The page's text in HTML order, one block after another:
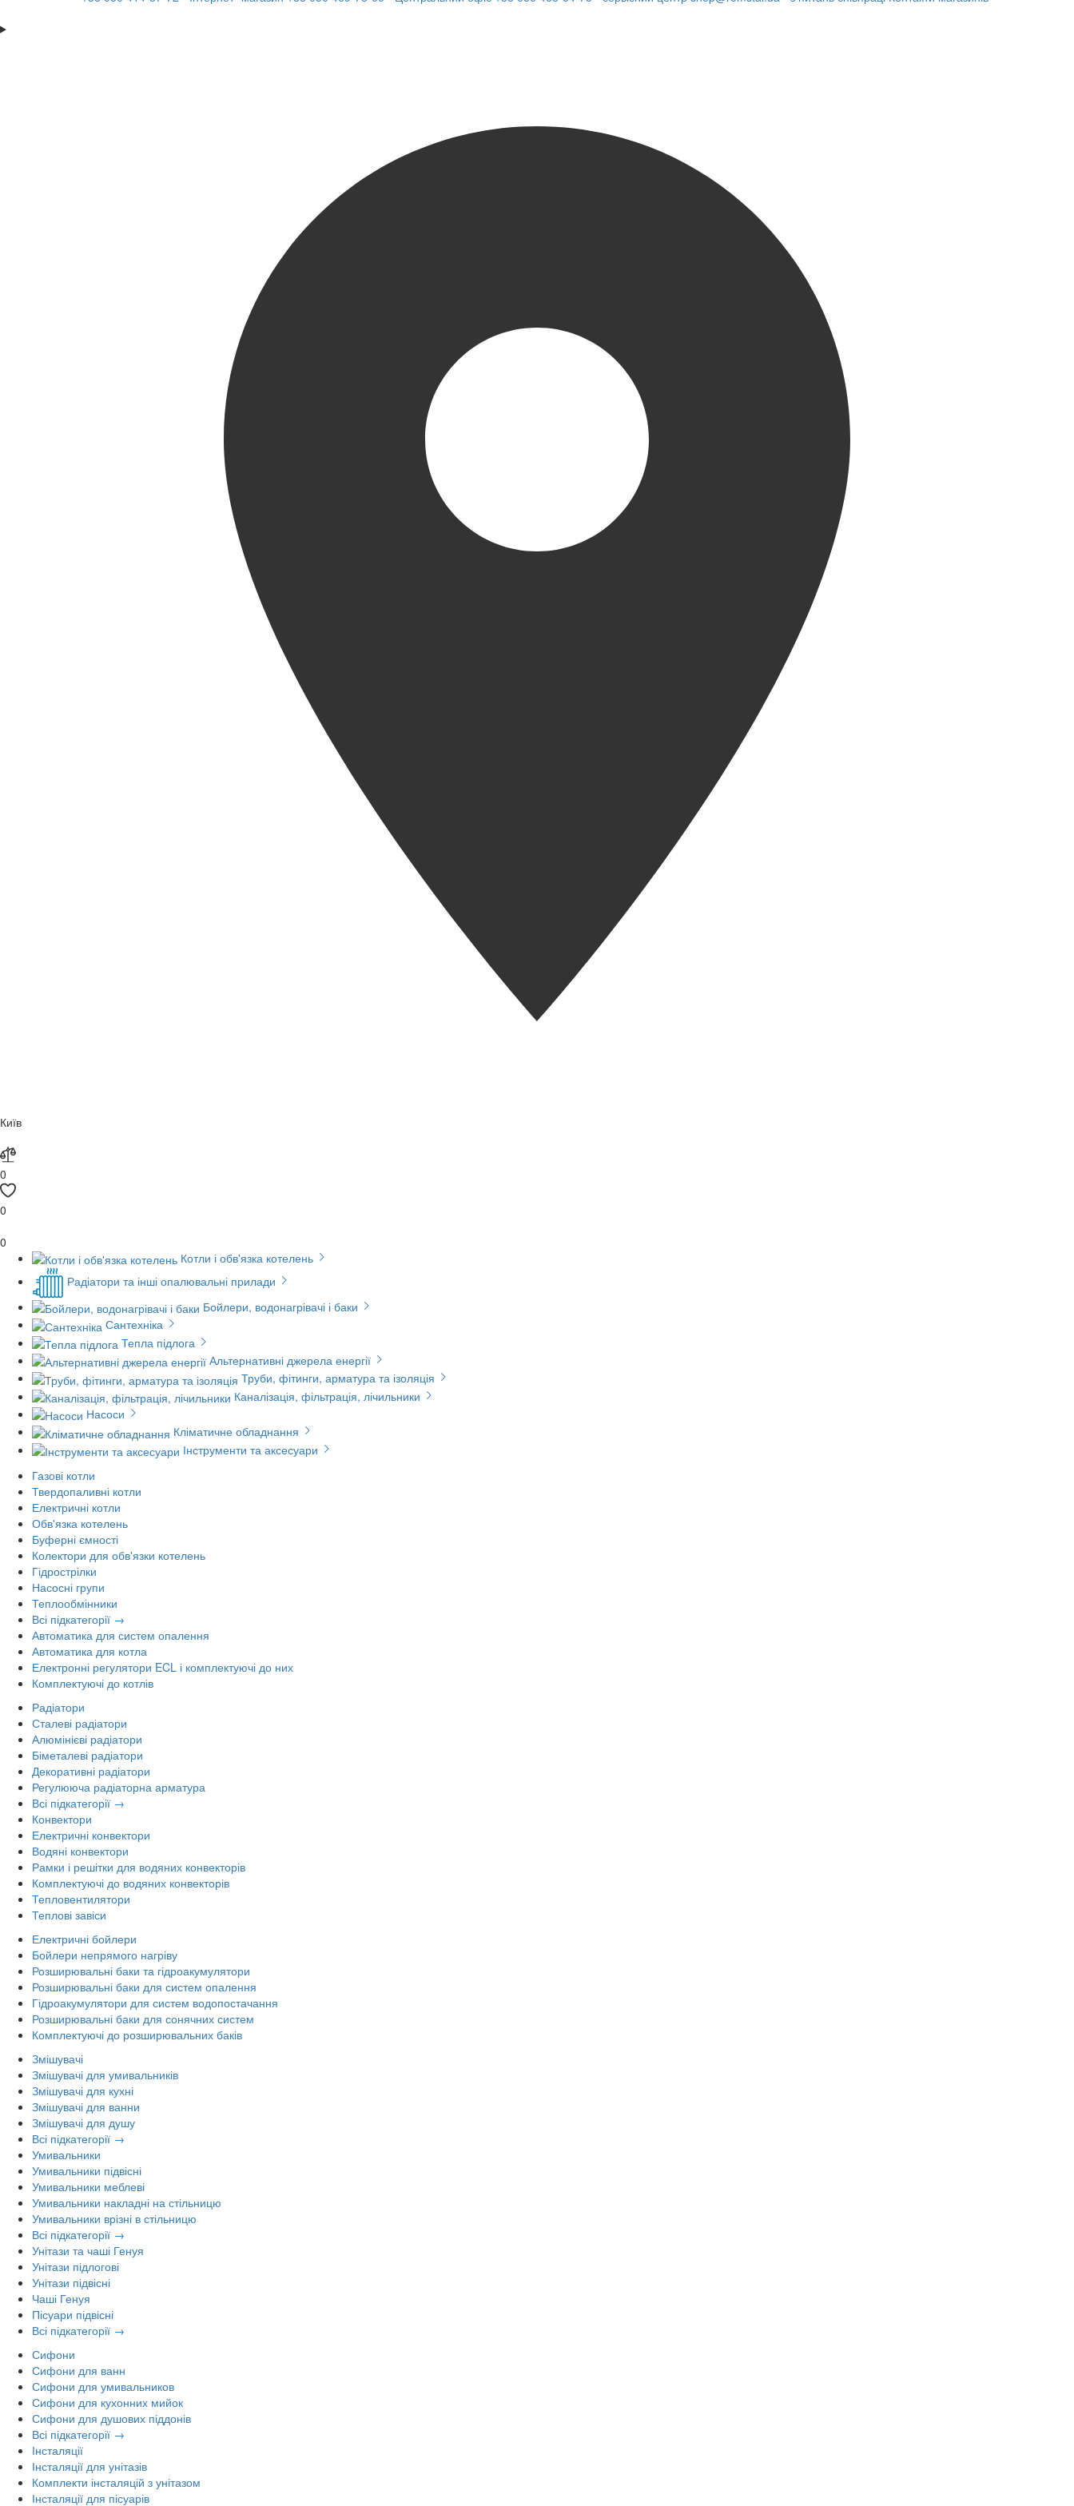
Київ
0
0
0
Котли і обв'язка котелень
Радіатори та інші опалювальні прилади
Бойлери, водонагрівачі і баки
Сантехніка
Тепла підлога
Альтернативні джерела енергії
Труби, фітинги, арматура та ізоляція
Каналізація, фільтрація, лічильники
Насоси
Кліматичне обладнання
Інструменти та аксесуари
Газові котли
Твердопаливні котли
Електричні котли
Обв'язка котелень
Буферні ємності
Колектори для обв'язки котелень
Гідрострілки
Насосні групи
Теплообмінники
Всі підкатегорії →
Автоматика для систем опалення
Автоматика для котла
Електронні регулятори ECL і комплектуючі до них
Комплектуючі до котлів
Радіатори
Сталеві радіатори
Алюмінієві радіатори
Біметалеві радіатори
Декоративні радіатори
Регулююча радіаторна арматура
Всі підкатегорії →
Конвектори
Електричні конвектори
Водяні конвектори
Рамки і решітки для водяних конвекторів
Комплектуючі до водяних конвекторів
Тепловентилятори
Теплові завіси
Електричні бойлери
Бойлери непрямого нагріву
Розширювальні баки та гідроакумулятори
Розширювальні баки для систем опалення
Гідроакумулятори для систем водопостачання
Розширювальні баки для сонячних систем
Комплектуючі до розширювальних баків
Змішувачі
Змішувачі для умивальників
Змішувачі для кухні
Змішувачі для ванни
Змішувачі для душу
Всі підкатегорії →
Умивальники
Умивальники підвісні
Умивальники меблеві
Умивальники накладні на стільницю
Умивальники врізні в стільницю
Всі підкатегорії →
Унітази та чаші Генуя
Унітази підлогові
Унітази підвісні
Чаші Генуя
Пісуари підвісні
Всі підкатегорії →
Сифони
Сифони для ванн
Сифони для умивальников
Сифони для кухонних мийок
Сифони для душових піддонів
Всі підкатегорії →
Інсталяції
Інсталяції для унітазів
Комплекти інсталяцій з унітазом
Інсталяції для пісуарів